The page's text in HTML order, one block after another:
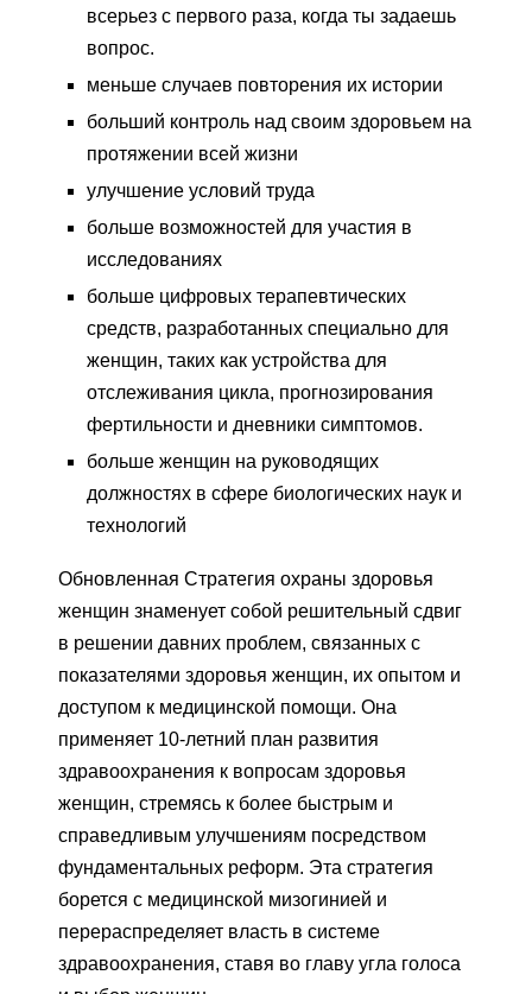
всерьез с первого раза, когда ты задаешь
вопрос.
меньше случаев повторения их истории
больший контроль над своим здоровьем на
протяжении всей жизни
улучшение условий труда
больше возможностей для участия в
исследованиях
больше цифровых терапевтических
средств, разработанных специально для
женщин, таких как устройства для
отслеживания цикла, прогнозирования
фертильности и дневники симптомов.
больше женщин на руководящих
должностях в сфере биологических наук и
технологий
Обновленная Стратегия охраны здоровья
женщин знаменует собой решительный сдвиг
в решении давних проблем, связанных с
показателями здоровья женщин, их опытом и
доступом к медицинской помощи. Она
применяет 10-летний план развития
здравоохранения к вопросам здоровья
женщин, стремясь к более быстрым и
справедливым улучшениям посредством
фундаментальных реформ. Эта стратегия
борется с медицинской мизогинией и
перераспределяет власть в системе
здравоохранения, ставя во главу угла голоса